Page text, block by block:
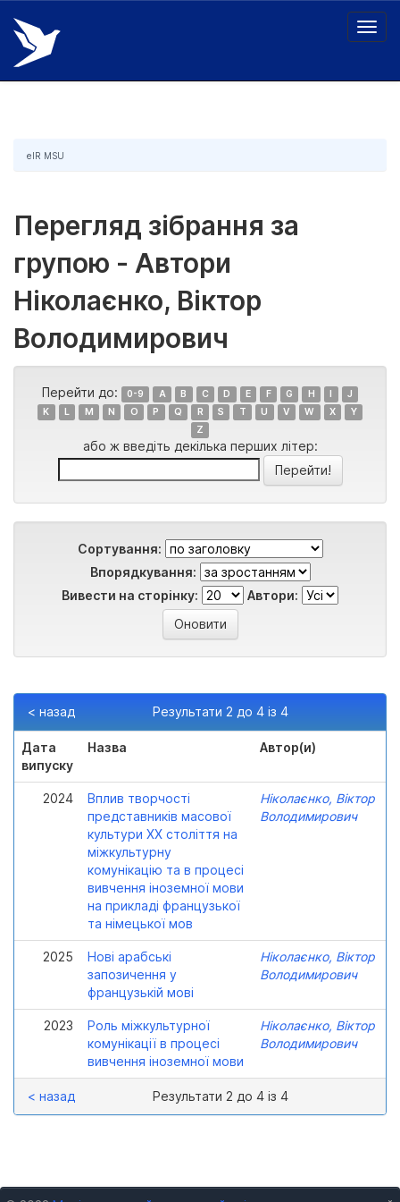
Skip
navigation
eIR MSU
Перегляд зібрання за
групою - Автори
Ніколаєнко, Віктор
Володимирович
Перейти до: 0-9 A B C D E F G H I
J
K
L M N O P Q R S T U V W X
Y
Z
або ж введіть декілька перших літер:
Сортування:
Впорядкування:
Вивести на сторінку:
Автори:
Результати 2 до 4 із 4
< назад
Дата
випуску
Назва Автор(и)
2024
Вплив творчості
представників масової
культури ХХ століття на
міжкультурну
комунікацію та в процесі
вивчення іноземної мови
на прикладі французької
та німецької мов
Ніколаєнко, Віктор
Володимирович
2025
Нові арабські
запозичення у
французькій мові
Ніколаєнко, Віктор
Володимирович
2023
Роль міжкультурної
комунікації в процесі
вивчення іноземної мови
Ніколаєнко, Віктор
Володимирович
Результати 2 до 4 із 4
< назад